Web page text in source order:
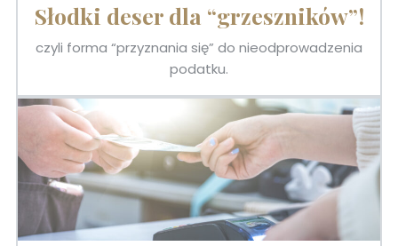
Słodki deser dla “grzeszników”!
czyli forma “przyznania się” do nieodprowadzenia
podatku.